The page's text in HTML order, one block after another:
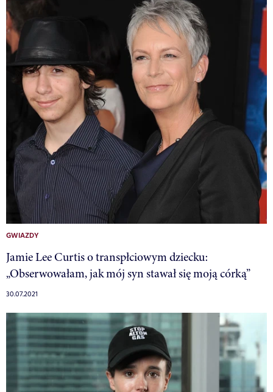
GWIAZDY
Jamie Lee Curtis o transpłciowym dziecku:
„Obserwowałam, jak mój syn stawał się moją córką”
30.07.2021